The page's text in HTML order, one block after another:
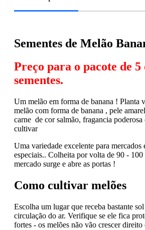
Sementes de Melão
Preço para o pacote de 5
sementes.
Um melão em forma de banana ! Planta
melão com forma de banana , pele
carne de cor salmão, fragancia
cultivar
Uma variedade excelente para mercados
especiais.. Colheita por volta de 90 -
mercado surge e abre as portas !
Como cultivar melões
Escolha um lugar que receba bastante
circulação do ar. Verifique se ele fica
fortes - os melões não vão crescer